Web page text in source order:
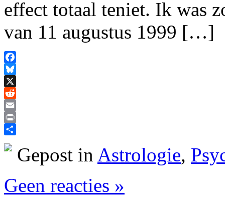
effect totaal teniet. Ik was
van 11 augustus 1999 […]
Facebook
Bluesky
X
Reddit
Email
Print
Gepost in Astrologie,
Geen reacties »